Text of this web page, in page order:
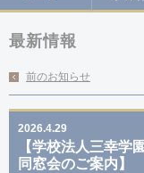
最新情報
前のお知らせ
2026.4.29
【学校法人三幸学
同窓会のご案内】